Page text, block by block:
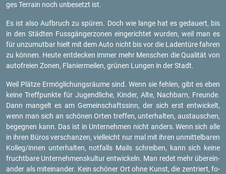
ges Ter­rain noch un­be­setzt ist.
Es ist also Auf­bruch zu spü­ren. Doch wie lange hat es ge­dau­ert, bis
in den Städ­ten Fuss­gän­ger­zo­nen ein­ge­rich­tet wur­den, weil man es
für un­zu­mut­bar hielt mit dem Auto nicht bis vor die La­den­tü­re fah­ren
zu kön­nen. Heute ent­de­cken immer mehr Men­schen die Qua­li­tät von
au­to­frei­en Zonen, Fla­nier­mei­len, grü­nen Lun­gen in der Stadt.
Weil Plät­ze Er­mög­li­chungs­räu­me sind. Wenn sie feh­len, gibt es eben
keine Treff­punk­te für Ju­gend­li­che, Kin­der, Alte, Nach­barn, Freun­de.
Dann man­gelt es am Ge­mein­schafts­sinn, der sich erst ent­wi­ckelt,
wenn man sich an schö­nen Orten tref­fen, un­ter­hal­ten, aus­tau­schen,
be­geg­nen kann. Das ist in Un­ter­neh­men nicht an­ders. Wenn sich alle
in ihren Büros ver­schan­zen, viel­leicht nur mal mit ihren un­mit­tel­ba­ren
Kol­leg/innen un­ter­hal­ten, not­falls Mails schrei­ben, kann sich keine
frucht­ba­re Un­ter­neh­mens­kul­tur ent­wi­ckeln. Man redet mehr über­ein­
an­der als mit­ein­an­der. Kein schö­ner Ort ohne Kunst, die zen­triert, fo­